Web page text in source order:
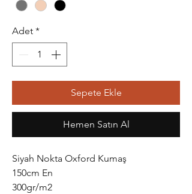
Adet *
Sepete Ekle
Hemen Satın Al
Siyah Nokta Oxford Kumaş
150cm En
300gr/m2